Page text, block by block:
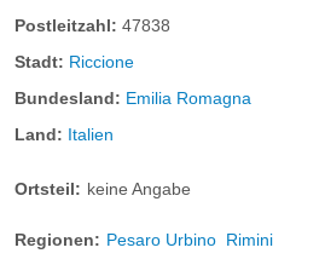
Postleitzahl: 47838
Stadt: Riccione
Bundesland: Emilia Romagna
Land: Italien
Ortsteil: keine Angabe
Regionen: Pesaro Urbino Rimini